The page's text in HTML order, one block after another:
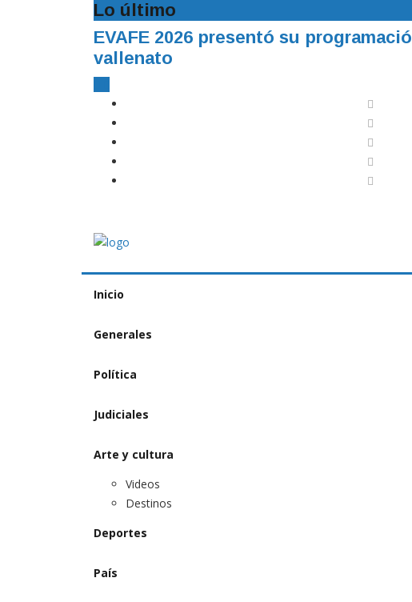
Lo último
EVAFE 2026 presentó su
vallenato
Inicio
Generales
Política
Judiciales
Arte y cultura
Videos
Destinos
Deportes
País